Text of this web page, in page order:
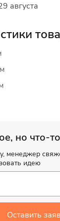
августа
но что-
менеджер
идею
Оставить